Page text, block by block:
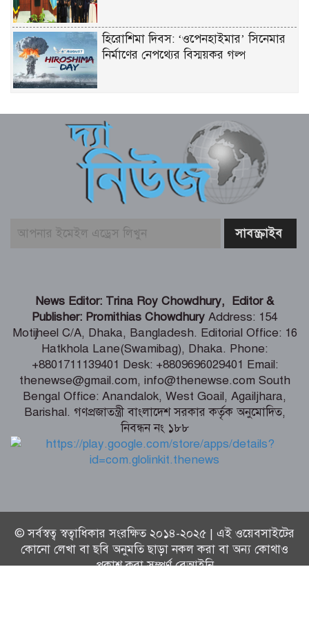
হিরোশিমা দিবস: ‘ওপেনহাইমার’ সিনেমার
নির্মাণের নেপথ্যের বিস্ময়কর গল্প
জাতিসংঘে বাংলাদেশ স্থায়ী মিশনের স্মারক
আজ বৃহস্পতিবার (৬ আগস্ট) রাশিফল ও
গ্রহদোষ প্রতিকারের উপায়
আজ ২০ শ্রাবণ বৃহস্পতিবার (৬ আগস্ট)
পঞ্জিকা ও ইতিহাসের এইদিনে
শেখ হাসিনার দিল্লিতে সংবাদ সম্মেলন নিয়ে
পররাষ্ট্র মন্ত্রণালয়ের কড়া প্রতিক্রিয়া
বুড়িগঙ্গায় তরল বর্জ্য নির্গমনস্থল থেকে নমুনা
সংগ্রহ
ভোলায় ৫ম শ্রেণির ছাত্রীকে সংঘবদ্ধ ধর্ষণ-
ভিডিও ধারণ, তিন কিশোর গ্রেপ্তার
News Editor: Trina Roy Chowdhury, Editor &
Publisher: Promithias Chowdhury Address: 154
Motijheel C/A, Dhaka, Bangladesh. Editorial Office: 16
Hatkhola Lane(Swamibag), Dhaka. Phone:
+8801711139401 Desk: +8809696029401 Email:
thenewse@gmail.com, info@thenewse.com South
Bengal Office: Anandalok, West Goail, Agailjhara,
Barishal. গণপ্রজাতন্ত্রী বাংলাদেশ সরকার কর্তৃক অনুমোদিত,
নিবন্ধন নং ১৮৮
© সর্বস্বত্ব স্বত্বাধিকার সংরক্ষিত ২০১৪-২০২৫ | এই ওয়েবসাইটের
কোনো লেখা বা ছবি অনুমতি ছাড়া নকল করা বা অন্য কোথাও
প্রকাশ করা সম্পূর্ণ বেআইনি